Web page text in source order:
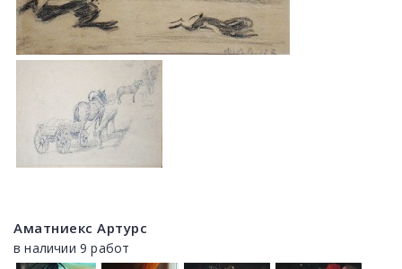
Аматниекс Артурс
в наличии 9 работ